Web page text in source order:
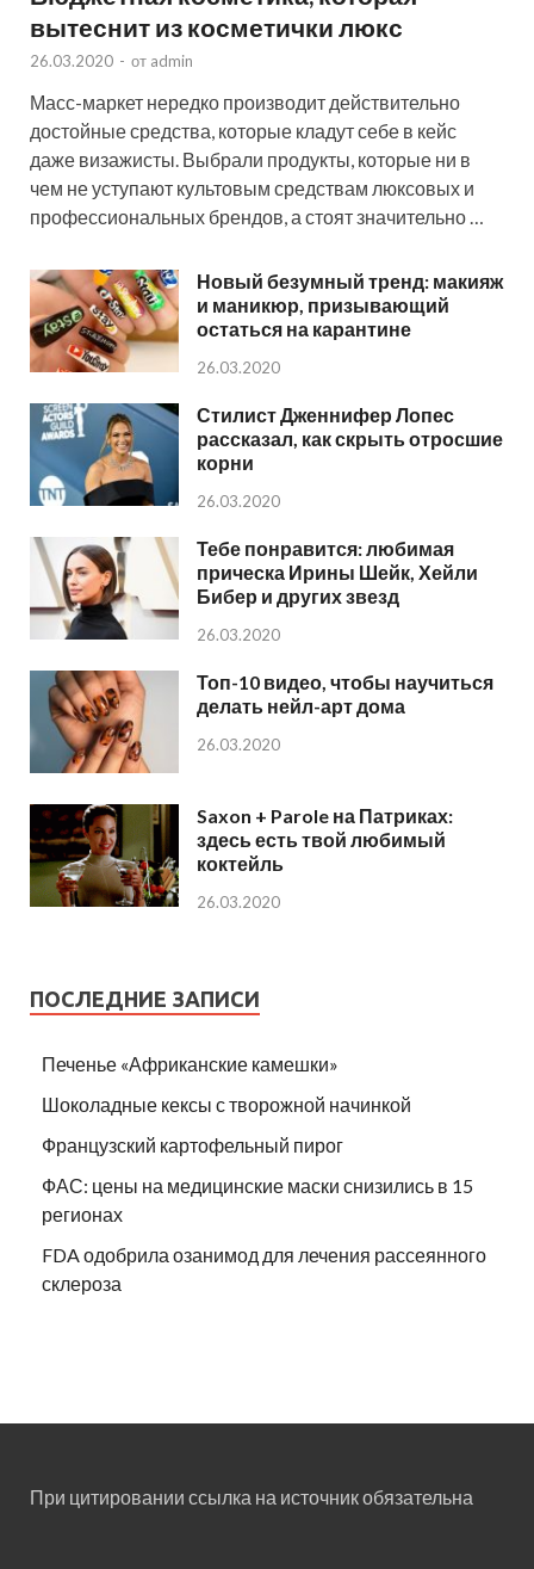
вытеснит из косметички люкс
26.03.2020 - от admin
Масс-маркет нередко производит действительно
достойные средства, которые кладут себе в кейс
даже визажисты. Выбрали продукты, которые ни в
чем не уступают культовым средствам люксовых и
профессиональных брендов, а стоят значительно …
Новый безумный тренд: макияж
и маникюр, призывающий
остаться на карантине
26.03.2020
Стилист Дженнифер Лопес
рассказал, как скрыть отросшие
корни
26.03.2020
Тебе понравится: любимая
прическа Ирины Шейк, Хейли
Бибер и других звезд
26.03.2020
Топ-10 видео, чтобы научиться
делать нейл-арт дома
26.03.2020
Saxon + Parole на Патриках:
здесь есть твой любимый
коктейль
26.03.2020
ПОСЛЕДНИЕ ЗАПИСИ
Печенье «Африканские камешки»
Шоколадные кексы с творожной начинкой
Французский картофельный пирог
ФАС: цены на медицинские маски снизились в 15
регионах
FDA одобрила озанимод для лечения рассеянного
склероза
При цитировании ссылка на источник обязательна